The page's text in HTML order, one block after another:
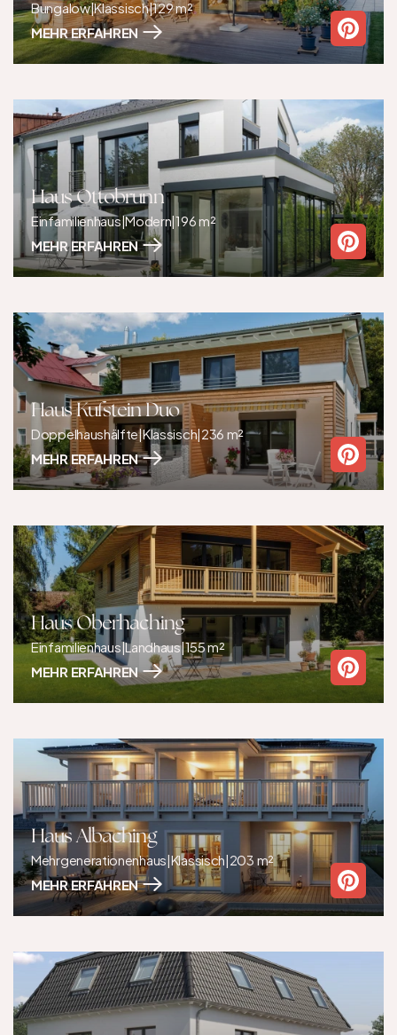
Bungalow|Klassisch|129 m²
MEHR ERFAHREN
Haus Ottobrunn
Einfamilienhaus|Modern|196 m²
MEHR ERFAHREN
Haus Kufstein Duo
Doppelhaushälfte|Klassisch|236 m²
MEHR ERFAHREN
Haus Oberhaching
Einfamilienhaus|Landhaus|155 m²
MEHR ERFAHREN
Haus Albaching
Mehrgenerationenhaus|Klassisch|203 m²
MEHR ERFAHREN